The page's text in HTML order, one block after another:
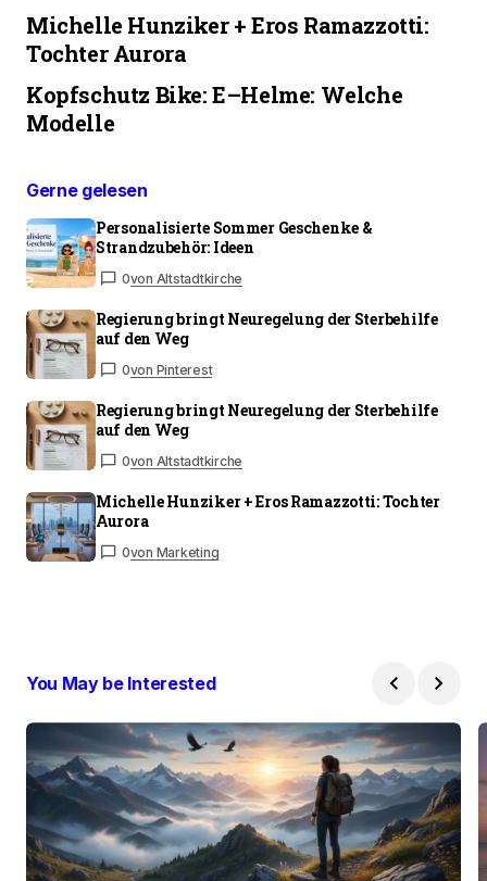
Michelle Hunziker + Eros Ramazzotti:
Tochter Aurora
Kopfschutz Bike: E–Helme: Welche
Modelle
Gerne gelesen
Personalisierte Sommer Geschenke &
Strandzubehör: Ideen
0von Altstadtkirche
Regierung bringt Neuregelung der Sterbehilfe
auf den Weg
0von Pinterest
Regierung bringt Neuregelung der Sterbehilfe
auf den Weg
0von Altstadtkirche
Michelle Hunziker + Eros Ramazzotti: Tochter
Aurora
0von Marketing
You May be Interested